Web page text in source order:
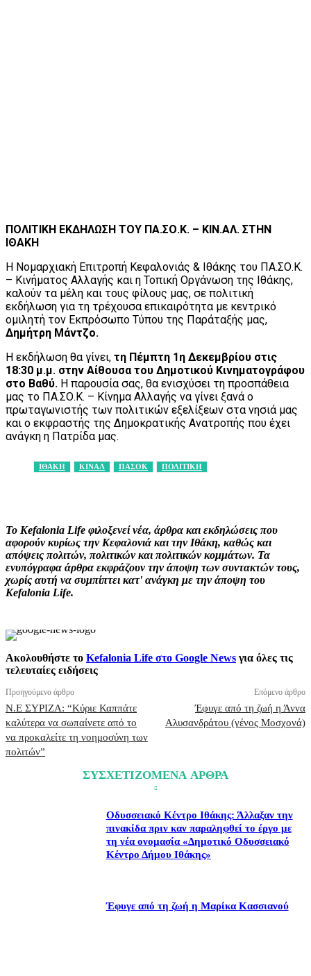
ΠΟΛΙΤΙΚΗ ΕΚΔΗΛΩΣΗ ΤΟΥ ΠΑ.ΣΟ.Κ. – ΚΙΝ.ΑΛ. ΣΤΗΝ
ΙΘΑΚΗ
Η Νομαρχιακή Επιτροπή Κεφαλονιάς & Ιθάκης του ΠΑ.ΣΟ.Κ.
– Κινήματος Αλλαγής και η Τοπική Οργάνωση της Ιθάκης,
καλούν τα μέλη και τους φίλους μας, σε πολιτική
εκδήλωση για τη τρέχουσα επικαιρότητα με κεντρικό
ομιλητή τον Εκπρόσωπο Τύπου της Παράταξής μας,
Δημήτρη Μάντζο.
Η εκδήλωση θα γίνει, τη Πέμπτη 1η Δεκεμβρίου στις
18:30 μ.μ. στην Αίθουσα του Δημοτικού Κινηματογράφου
στο Βαθύ. Η παρουσία σας, θα ενισχύσει τη προσπάθεια
μας το ΠΑ.ΣΟ.Κ. – Κίνημα Αλλαγής να γίνει ξανά ο
πρωταγωνιστής των πολιτικών εξελίξεων στα νησιά μας
και ο εκφραστής της Δημοκρατικής Ανατροπής που έχει
ανάγκη η Πατρίδα μας.
ΙΘΑΚΗ ΚΙΝΑΛ ΠΑΣΟΚ ΠΟΛΙΤΙΚΗ
Το Kefalonia Life φιλοξενεί νέα, άρθρα και εκδηλώσεις που
αφορούν κυρίως την Κεφαλονιά και την Ιθάκη, καθώς και
απόψεις πολιτών, πολιτικών και πολιτικών κομμάτων. Τα
ενυπόγραφα άρθρα εκφράζουν την άποψη των συντακτών τους,
χωρίς αυτή να συμπίπτει κατ' ανάγκη με την άποψη του
Kefalonia Life.
Ακολουθήστε το Kefalonia Life στο Google News για όλες τις
τελευταίες ειδήσεις
Προηγούμενο άρθρο
N.E ΣΥΡΙΖΑ: “Κύριε Καππάτε
καλύτερα να σωπαίνετε από το
να προκαλείτε τη νοημοσύνη των
πολιτών”
Επόμενο άρθρο
Έφυγε από τη ζωή η Άννα
Αλυσανδράτου (γένος Μοσχονά)
ΣΥΣΧΕΤΙΖΟΜΕΝΑ ΑΡΘΡΑ
Οδυσσειακό Κέντρο Ιθάκης: Άλλαξαν την
πινακίδα πριν καν παραληφθεί το έργο με
τη νέα ονομασία «Δημοτικό Οδυσσειακό
Κέντρο Δήμου Ιθάκης»
Έφυγε από τη ζωή η Μαρίκα Κασσιανού